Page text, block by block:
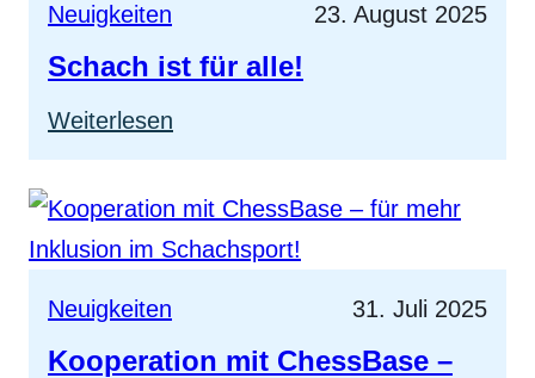
Mädchenschachkongress
Neuigkeiten 23. August 2025
Schach ist für alle!
Weiterlesen
Schach
ist
für
Neuigkeiten
31. Juli 2025
Kooperation mit ChessBase –